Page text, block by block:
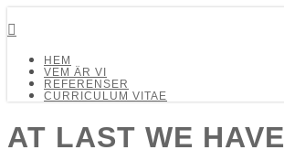
HEM
VEM ÄR VI
REFERENSER
CURRICULUM VITAE
AT LAST WE HAVE